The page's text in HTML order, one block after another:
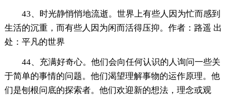
43、时光静悄悄地流逝。世界上有些人因为忙而感到
生活的沉重，而有些人因为闲而活得压抑。作者：路遥 出
处：平凡的世界
44、充满好奇心。他们会向任何认识的人询问一些关
于简单的事情的问题。他们渴望理解事物的运作原理。他
们是刨根问底的探索者。他们欢迎新的想法，理念或观